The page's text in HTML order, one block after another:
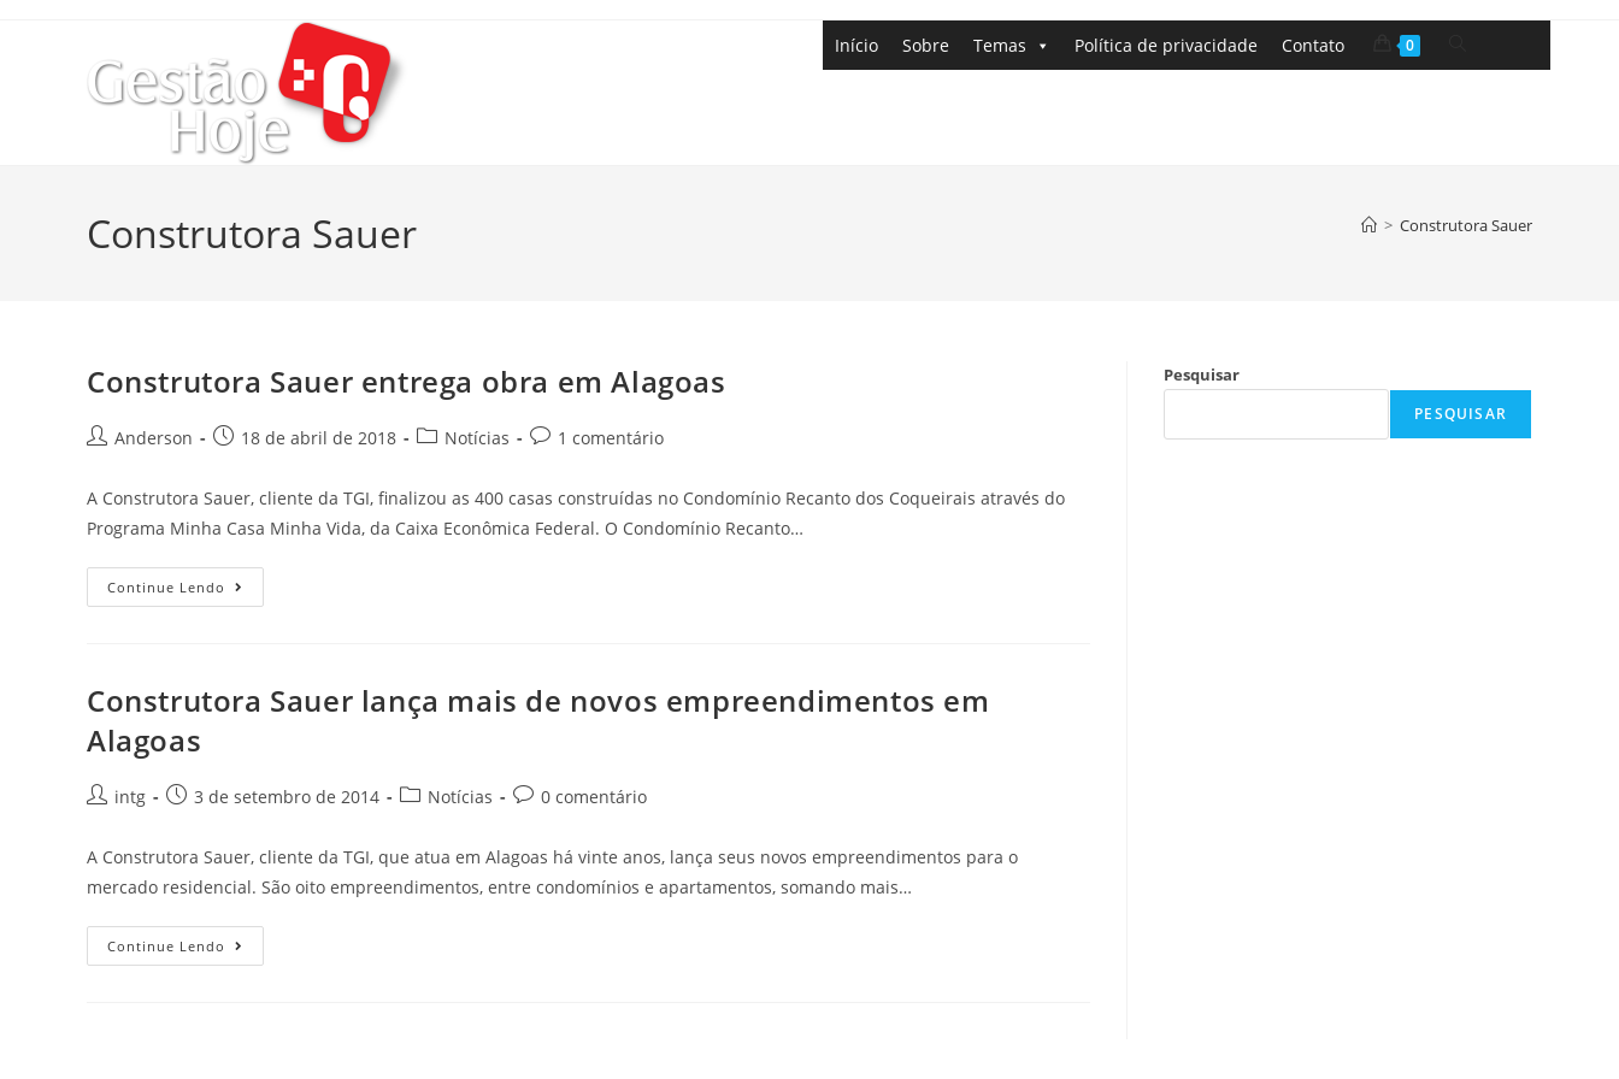
Início Sobre Temas Política de privacidade Contato 0
Construtora Sauer > Construtora Sauer
Construtora Sauer entrega obra em Alagoas
Anderson 18 de abril de 2018 Notícias 1 comentário
A Construtora Sauer, cliente da TGI, finalizou as 400 casas construídas no Condomínio Recanto dos Coqueirais através do
Programa Minha Casa Minha Vida, da Caixa Econômica Federal. O Condomínio Recanto…
Continue Lendo
Construtora Sauer lança mais de novos empreendimentos em
Alagoas
intg 3 de setembro de 2014 Notícias 0 comentário
A Construtora Sauer, cliente da TGI, que atua em Alagoas há vinte anos, lança seus novos empreendimentos para o
mercado residencial. São oito empreendimentos, entre condomínios e apartamentos, somando mais…
Continue Lendo
Pesquisar
PESQUISAR